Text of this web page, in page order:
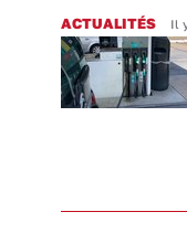
ACTUALITÉS Il